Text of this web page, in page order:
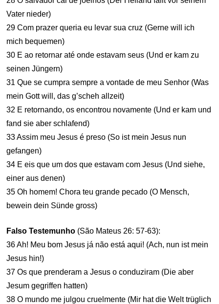
Vater nieder)
29 Com prazer queria eu levar sua cruz (Gerne will ich
mich bequemen)
30 E ao retornar até onde estavam seus (Und er kam zu
seinen Jüngern)
31 Que se cumpra sempre a vontade de meu Senhor (Was
mein Gott will, das g’scheh allzeit)
32 E retornando, os encontrou novamente (Und er kam und
fand sie aber schlafend)
33 Assim meu Jesus é preso (So ist mein Jesus nun
gefangen)
34 E eis que um dos que estavam com Jesus (Und siehe,
einer aus denen)
35 Oh homem! Chora teu grande pecado (O Mensch,
bewein dein Sünde gross)
Falso Testemunho (São Mateus 26: 57-63):
36 Ah! Meu bom Jesus já não está aqui! (Ach, nun ist mein
Jesus hin!)
37 Os que prenderam a Jesus o conduziram (Die aber
Jesum gegriffen hatten)
38 O mundo me julgou cruelmente (Mir hat die Welt trüglich